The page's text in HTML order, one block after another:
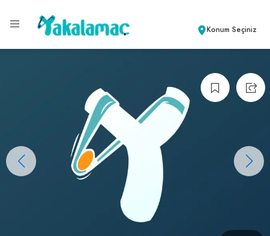
Konum Seçiniz